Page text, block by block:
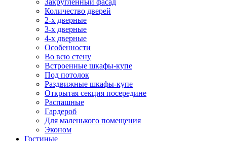
Закругленный фасад
Количество дверей
2-х дверные
3-х дверные
4-х дверные
Особенности
Во всю стену
Встроенные шкафы-купе
Под потолок
Раздвижные шкафы-купе
Открытая секция посередине
Распашные
Гардероб
Для маленького помещения
Эконом
Гостиные